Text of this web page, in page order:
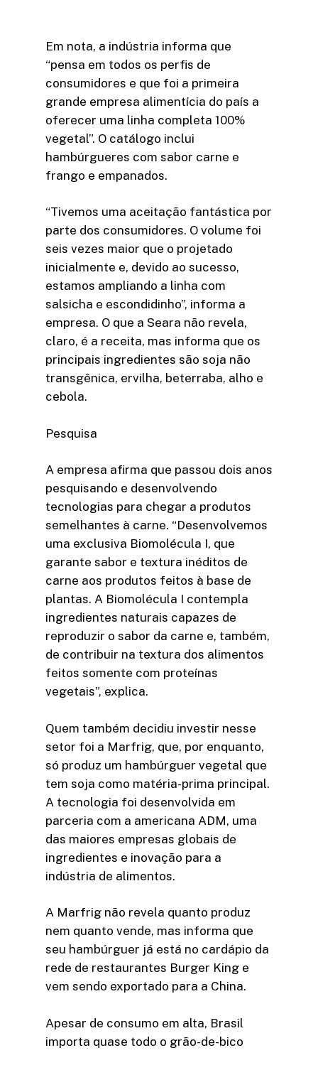
Em nota, a indústria informa que
“pensa em todos os perfis de
consumidores e que foi a primeira
grande empresa alimentícia do país a
oferecer uma linha completa 100%
vegetal”. O catálogo inclui
hambúrgueres com sabor carne e
frango e empanados.
“Tivemos uma aceitação fantástica por
parte dos consumidores. O volume foi
seis vezes maior que o projetado
inicialmente e, devido ao sucesso,
estamos ampliando a linha com
salsicha e escondidinho”, informa a
empresa. O que a Seara não revela,
claro, é a receita, mas informa que os
principais ingredientes são soja não
transgênica, ervilha, beterraba, alho e
cebola.
Pesquisa
A empresa afirma que passou dois anos
pesquisando e desenvolvendo
tecnologias para chegar a produtos
semelhantes à carne. “Desenvolvemos
uma exclusiva Biomolécula I, que
garante sabor e textura inéditos de
carne aos produtos feitos à base de
plantas. A Biomolécula I contempla
ingredientes naturais capazes de
reproduzir o sabor da carne e, também,
de contribuir na textura dos alimentos
feitos somente com proteínas
vegetais”, explica.
Quem também decidiu investir nesse
setor foi a Marfrig, que, por enquanto,
só produz um hambúrguer vegetal que
tem soja como matéria-prima principal.
A tecnologia foi desenvolvida em
parceria com a americana ADM, uma
das maiores empresas globais de
ingredientes e inovação para a
indústria de alimentos.
A Marfrig não revela quanto produz
nem quanto vende, mas informa que
seu hambúrguer já está no cardápio da
rede de restaurantes Burger King e
vem sendo exportado para a China.
Apesar de consumo em alta, Brasil
importa quase todo o grão-de-bico